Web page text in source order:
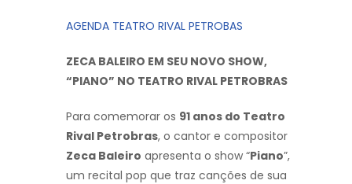
AGENDA TEATRO RIVAL PETROBAS
ZECA BALEIRO EM SEU NOVO SHOW,
“PIANO” NO TEATRO RIVAL PETROBRAS
Para comemorar os 91 anos do Teatro
Rival Petrobras, o cantor e compositor
Zeca Baleiro apresenta o show “Piano”,
um recital pop que traz canções de sua